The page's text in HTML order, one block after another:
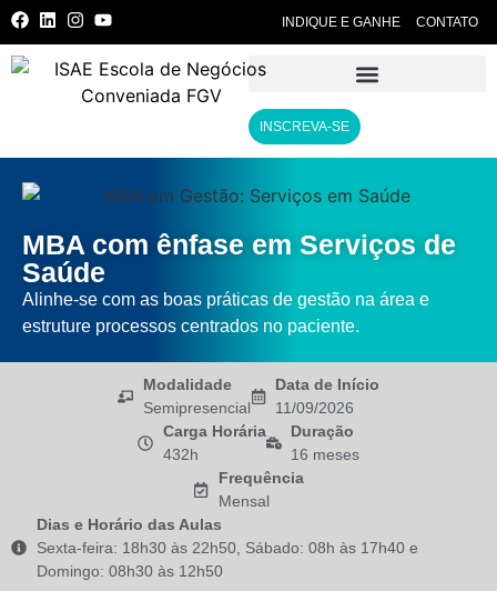
INDIQUE E GANHE CONTATO
INSCREVA-SE
MBA com ênfase em Serviços de
Saúde
Alinhe-se com as boas práticas de gestão na área e
estruture processos centrados no paciente.
Modalidade
Semipresencial
Data de Início
11/09/2026
Carga Horária
432h
Duração
16 meses
Frequência
Mensal
Dias e Horário das Aulas
Sexta-feira: 18h30 às 22h50, Sábado: 08h às 17h40 e
Domingo: 08h30 às 12h50